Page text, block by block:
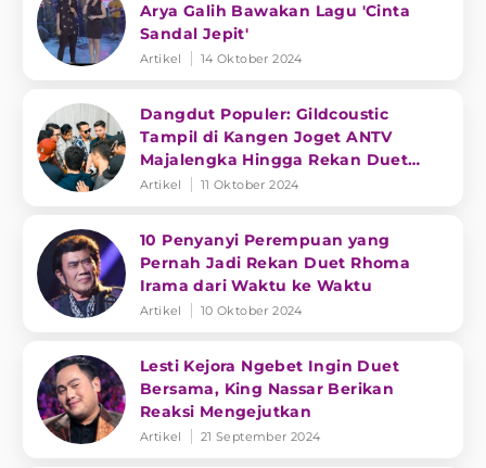
Arya Galih Bawakan Lagu 'Cinta
Sandal Jepit'
Artikel 14 Oktober 2024
Dangdut Populer: Gildcoustic
Tampil di Kangen Joget ANTV
Majalengka Hingga Rekan Duet
Rhoma Irama
Artikel 11 Oktober 2024
10 Penyanyi Perempuan yang
Pernah Jadi Rekan Duet Rhoma
Irama dari Waktu ke Waktu
Artikel 10 Oktober 2024
Lesti Kejora Ngebet Ingin Duet
Bersama, King Nassar Berikan
Reaksi Mengejutkan
Artikel 21 September 2024